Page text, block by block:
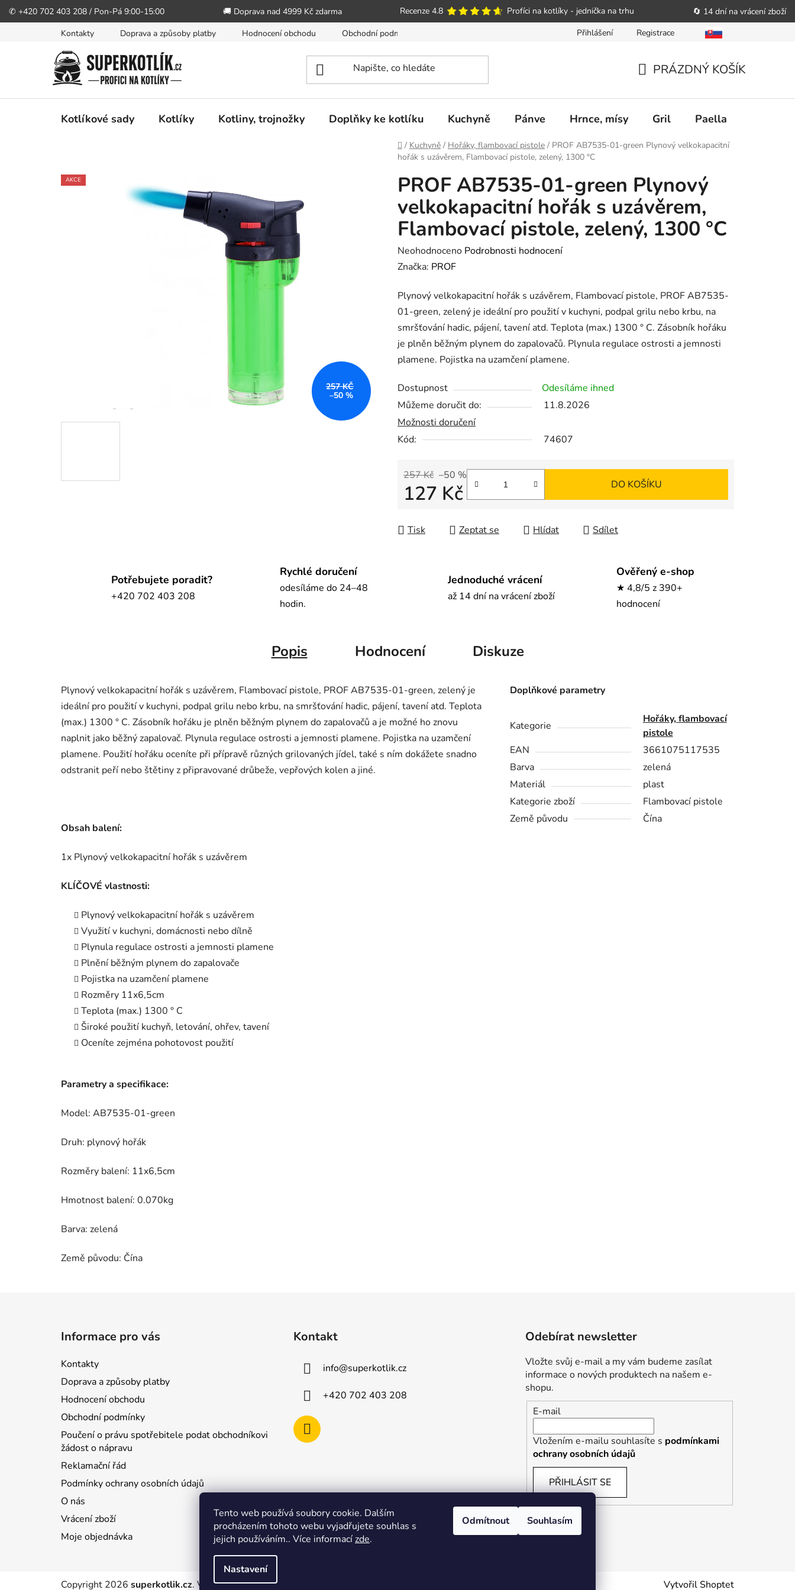
✆ +420 702 403 208 / Pon-Pá 9:00-15:00 🚚 Doprava nad 4999 Kč zdarma Recenze 4.8 Profíci na kotlíky - jednička na trhu 🔄 14 dní na vrácení zboží
Tento web používá soubory cookie. Dalším
procházením tohoto webu vyjadřujete souhlas s
jejich používáním.. Více informacízde.
Nastavení
Odmítnout Souhlasím
Kontakty Doprava a způsoby platby Hodnocení obchodu Obchodní podmínky Poučení o právu spotřebitele podat obchodníkovi žádost o nápravu Reklamační řád
Přihlášení Registrace
KOŠÍK
PRÁZDNÝ KOŠÍK
Kotlíkové sady Kotlíky Kotliny, trojnožky Doplňky ke kotlíku Kuchyně Pánve Hrnce, mísy Gril Paella
Domů
/ Kuchyně / Hořáky, flambovací pistole / PROF AB7535-01-green Plynový velkokapacitní
hořák s uzávěrem, Flambovací pistole, zelený, 1300 °C
PROF AB7535-01-green Plynový
velkokapacitní hořák s uzávěrem,
Flambovací pistole, zelený, 1300 °C
Průměrné
hodnocení
je
0,0
z
5
hvězdiček.
Neohodnoceno Podrobnosti hodnocení
Značka: PROF
Plynový velkokapacitní hořák s uzávěrem, Flambovací pistole, PROF AB7535-
01-green, zelený je ideální pro použití v kuchyni, podpal grilu nebo krbu, na
smršťování hadic, pájení, tavení atd. Teplota (max.) 1300 ° C. Zásobník hořáku
je plněn běžným plynem do zapalovačů. Plynula regulace ostrosti a jemnosti
plamene. Pojistka na uzamčení plamene.
Dostupnost
Odesíláme ihned
Můžeme doručit do:
11.8.2026
Možnosti doručení
Kód:
74607
257 Kč –50 %
127 Kč DO KOŠÍKU
Tisk Zeptat se Hlídat Sdílet
AKCE
257 KČ
–50 %
Potřebujete poradit?
+420 702 403 208
Rychlé doručení
odesíláme do 24–48
hodin.
Jednoduché vrácení
až 14 dní na vrácení zboží
Ověřený e-shop
★ 4,8/5 z 390+
hodnocení
Popis Hodnocení Diskuze
Plynový velkokapacitní hořák s uzávěrem, Flambovací pistole, PROF AB7535-01-green, zelený je
ideální pro použití v kuchyni, podpal grilu nebo krbu, na smršťování hadic, pájení, tavení atd. Teplota
(max.) 1300 ° C. Zásobník hořáku je plněn běžným plynem do zapalovačů a je možné ho znovu
naplnit jako běžný zapalovač. Plynula regulace ostrosti a jemnosti plamene. Pojistka na uzamčení
plamene. Použití hořáku oceníte při přípravě různých grilovaných jídel, také s ním dokážete snadno
odstranit peří nebo štětiny z připravované drůbeže, vepřových kolen a jiné.
Obsah balení:
1x Plynový velkokapacitní hořák s uzávěrem
KLÍČOVÉ vlastnosti:
Plynový velkokapacitní hořák s uzávěrem
Využití v kuchyni, domácnosti nebo dílně
Plynula regulace ostrosti a jemnosti plamene
Plnění běžným plynem do zapalovače
Pojistka na uzamčení plamene
Rozměry 11x6,5cm
Teplota (max.) 1300 ° C
Široké použití kuchyň, letování, ohřev, tavení
Oceníte zejména pohotovost použití
Parametry a specifikace:
Model: AB7535-01-green
Druh: plynový hořák
Rozměry balení: 11x6,5cm
Hmotnost balení: 0.070kg
Barva: zelená
Země původu: Čína
Doplňkové parametry
Kategorie
Hořáky, flambovací
pistole
EAN
3661075117535
Barva
zelená
Materiál
plast
Kategorie zboží
Flambovací pistole
Země původu
Čína
Informace pro vás
Kontakty
Doprava a způsoby platby
Hodnocení obchodu
Obchodní podmínky
Poučení o právu spotřebitele podat obchodníkovi
žádost o nápravu
Reklamační řád
Podmínky ochrany osobních údajů
O nás
Vrácení zboží
Moje objednávka
Kontakt
info@superkotlik.cz
+420 702 403 208
Odebírat newsletter
Vložte svůj e-mail a my vám budeme zasílat
informace o nových produktech na našem e-
shopu.
E-mail
Vložením e-mailu souhlasíte s podmínkami
ochrany osobních údajů
PŘIHLÁSIT SE
Vytvořil Shoptet
Copyright 2026 superkotlik.cz. Všechna práva vyhrazena.